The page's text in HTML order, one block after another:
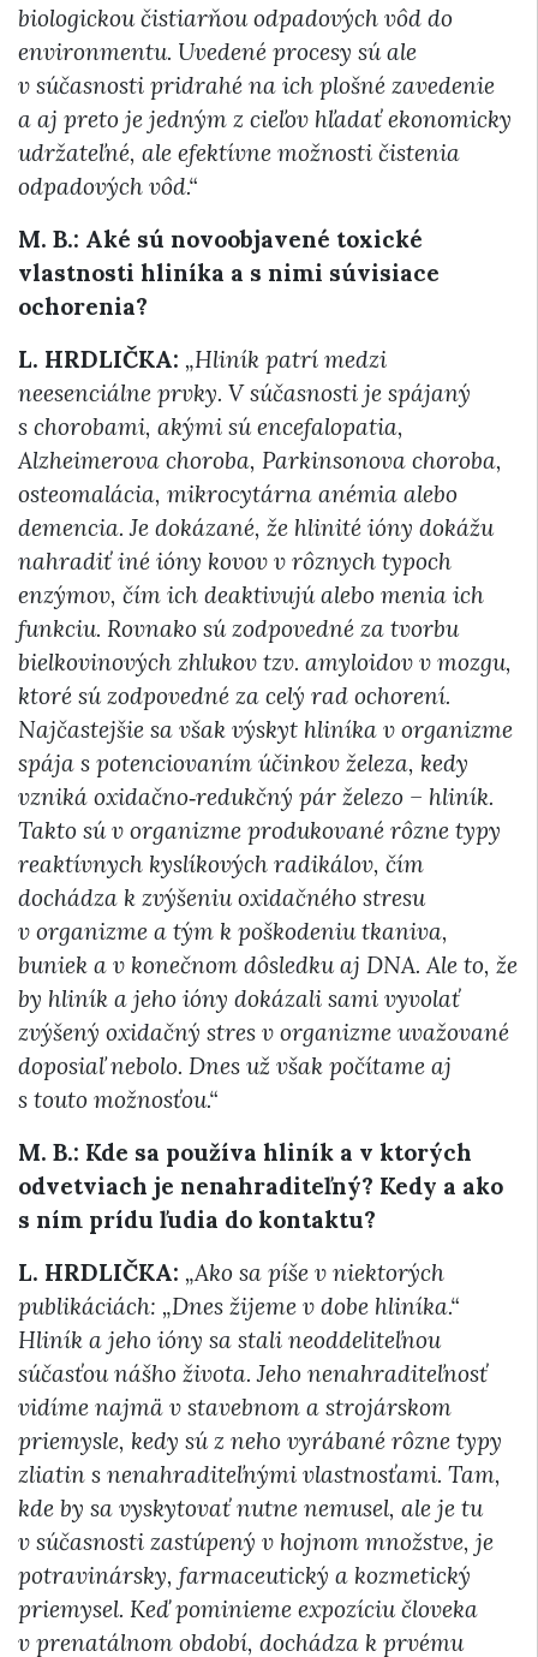
biologickou čistiarňou odpadových vôd do
environmentu. Uvedené procesy sú ale
v súčasnosti pridrahé na ich plošné zavedenie
a aj preto je jedným z cieľov hľadať ekonomicky
udržateľné, ale efektívne možnosti čistenia
odpadových vôd.“
M. B.: Aké sú novoobjavené toxické
vlastnosti hliníka a s nimi súvisiace
ochorenia?
L. HRDLIČKA: „Hliník patrí medzi
neesenciálne prvky. V súčasnosti je spájaný
s chorobami, akými sú encefalopatia,
Alzheimerova choroba, Parkinsonova choroba,
osteomalácia, mikrocytárna anémia alebo
demencia. Je dokázané, že hlinité ióny dokážu
nahradiť iné ióny kovov v rôznych typoch
enzýmov, čím ich deaktivujú alebo menia ich
funkciu. Rovnako sú zodpovedné za tvorbu
bielkovinových zhlukov tzv. amyloidov v mozgu,
ktoré sú zodpovedné za celý rad ochorení.
Najčastejšie sa však výskyt hliníka v organizme
spája s potenciovaním účinkov železa, kedy
vzniká oxidačno‑redukčný pár železo – hliník.
Takto sú v organizme produkované rôzne typy
reaktívnych kyslíkových radikálov, čím
dochádza k zvýšeniu oxidačného stresu
v organizme a tým k poškodeniu tkaniva,
buniek a v konečnom dôsledku aj DNA. Ale to, že
by hliník a jeho ióny dokázali sami vyvolať
zvýšený oxidačný stres v organizme uvažované
doposiaľ nebolo. Dnes už však počítame aj
s touto možnosťou.“
M. B.: Kde sa používa hliník a v ktorých
odvetviach je nenahraditeľný? Kedy a ako
s ním prídu ľudia do kontaktu?
L. HRDLIČKA: „Ako sa píše v niektorých
publikáciách: „Dnes žijeme v dobe hliníka.“
Hliník a jeho ióny sa stali neoddeliteľnou
súčasťou nášho života. Jeho nenahraditeľnosť
vidíme najmä v stavebnom a strojárskom
priemysle, kedy sú z neho vyrábané rôzne typy
zliatin s nenahraditeľnými vlastnosťami. Tam,
kde by sa vyskytovať nutne nemusel, ale je tu
v súčasnosti zastúpený v hojnom množstve, je
potravinársky, farmaceutický a kozmetický
priemysel. Keď pominieme expozíciu človeka
v prenatálnom období, dochádza k prvému